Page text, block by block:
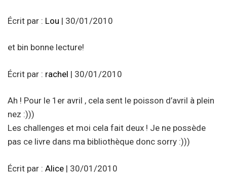
Écrit par : Lou | 30/01/2010
et bin bonne lecture!
Écrit par : rachel | 30/01/2010
Ah ! Pour le 1er avril , cela sent le poisson d’avril à plein
nez :)))
Les challenges et moi cela fait deux ! Je ne possède
pas ce livre dans ma bibliothèque donc sorry :)))
Écrit par : Alice | 30/01/2010